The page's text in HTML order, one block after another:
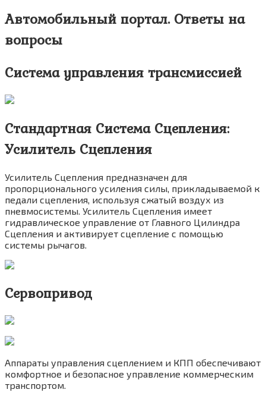
Автомобильный портал. Ответы на
вопросы
Система управления трансмиссией
Стандартная Система Сцепления:
Усилитель Сцепления
Усилитель Сцепления предназначен для
пропорционального усиления силы, прикладываемой к
педали сцепления, используя сжатый воздух из
пневмосистемы. Усилитель Сцепления имеет
гидравлическое управление от Главного Цилиндра
Сцепления и активирует сцепление с помощью
системы рычагов.
Сервопривод
Аппараты управления сцеплением и КПП обеспечивают
комфортное и безопасное управление коммерческим
транспортом.